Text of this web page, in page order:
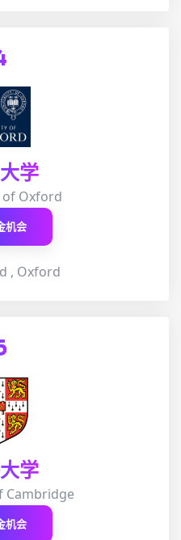
学
Oxford
机会
, Oxford
学
Cambridge
机会